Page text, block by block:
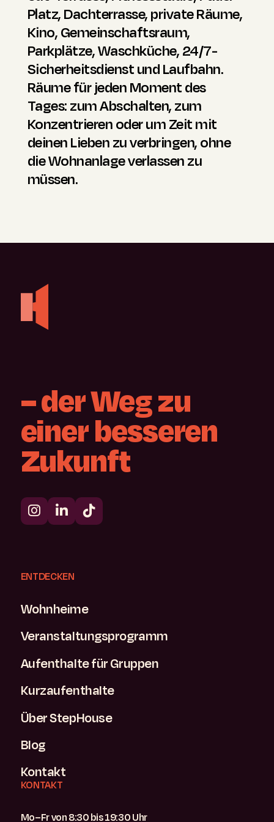
Platz, Dachterrasse, private Räume,
Kino, Gemeinschaftsraum,
Parkplätze, Waschküche, 24/7-
Sicherheitsdienst und Laufbahn.
Räume für jeden Moment des
Tages: zum Abschalten, zum
Konzentrieren oder um Zeit mit
deinen Lieben zu verbringen, ohne
die Wohnanlage verlassen zu
müssen.
exklusivsten Gegenden Madrids und
ist von allem umgeben, was den
Alltag erleichtert: Geschäfte,
Restaurants, Parks und eine tolle
Atmosphäre. Es ist über die S-Bahn
und den Bus sehr gut an das
Stadtzentrum angebunden.
das dir nahesteht, deinen Namen
kennt, immer für dich da ist, wenn
du es brauchst, und dafür sorgt,
dass du dich vom ersten Tag an wie
zu Hause fühlst. Mit einem 24/7-
Sicherheitsdienst, der dir bei allem
hilft, was du brauchst.
–derWegzu
einerbesseren
Zukunft
ENTDECKEN
Wohnheime
Veranstaltungsprogramm
Aufenthalte für Gruppen
Kurzaufenthalte
Über StepHouse
Blog
Kontakt
KONTAKT
Mo–Fr von 8:30 bis 19:30 Uhr